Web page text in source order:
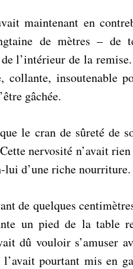
maintenant en
de mètres – de
l’intérieur de la
collante,
gâchée.
le cran de sûreté de
nervosité n’avait
lui d’une riche
de quelques
un pied de la table
dû vouloir s’amuser
pourtant mis en